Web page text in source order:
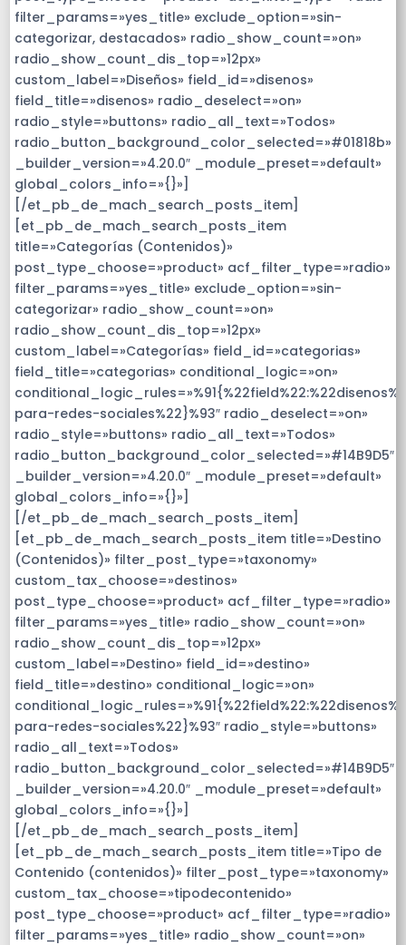
filter_params=»yes_title» exclude_option=»sin-
categorizar, destacados» radio_show_count=»on»
radio_show_count_dis_top=»12px»
custom_label=»Diseños» field_id=»disenos»
field_title=»disenos» radio_deselect=»on»
radio_style=»buttons» radio_all_text=»Todos»
radio_button_background_color_selected=»#01818b»
_builder_version=»4.20.0″ _module_preset=»default»
global_colors_info=»{}»]
[/et_pb_de_mach_search_posts_item]
[et_pb_de_mach_search_posts_item
title=»Categorías (Contenidos)»
post_type_choose=»product» acf_filter_type=»radio»
filter_params=»yes_title» exclude_option=»sin-
categorizar» radio_show_count=»on»
radio_show_count_dis_top=»12px»
custom_label=»Categorías» field_id=»categorias»
field_title=»categorias» conditional_logic=»on»
para-redes-sociales%22}%93″ radio_deselect=»on»
radio_style=»buttons» radio_all_text=»Todos»
radio_button_background_color_selected=»#14B9D5″
_builder_version=»4.20.0″ _module_preset=»default»
global_colors_info=»{}»]
[/et_pb_de_mach_search_posts_item]
[et_pb_de_mach_search_posts_item title=»Destino
(Contenidos)» filter_post_type=»taxonomy»
custom_tax_choose=»destinos»
post_type_choose=»product» acf_filter_type=»radio»
filter_params=»yes_title» radio_show_count=»on»
radio_show_count_dis_top=»12px»
custom_label=»Destino» field_id=»destino»
field_title=»destino» conditional_logic=»on»
para-redes-sociales%22}%93″ radio_style=»buttons»
radio_all_text=»Todos»
radio_button_background_color_selected=»#14B9D5″
_builder_version=»4.20.0″ _module_preset=»default»
global_colors_info=»{}»]
[/et_pb_de_mach_search_posts_item]
[et_pb_de_mach_search_posts_item title=»Tipo de
Contenido (contenidos)» filter_post_type=»taxonomy»
custom_tax_choose=»tipodecontenido»
post_type_choose=»product» acf_filter_type=»radio»
filter_params=»yes_title» radio_show_count=»on»